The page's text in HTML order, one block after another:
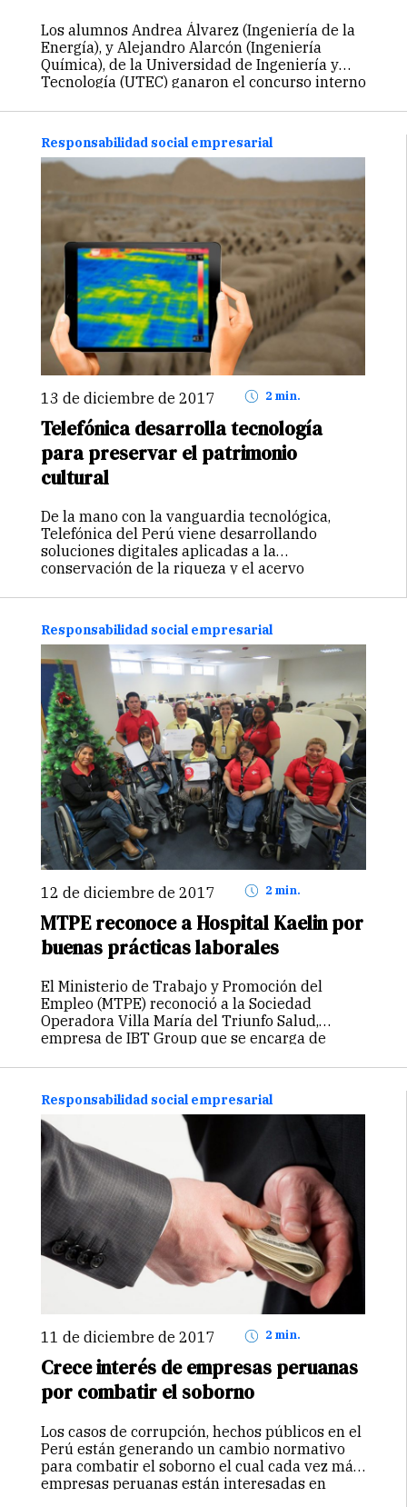
Los alumnos Andrea Álvarez (Ingeniería de la
Energía), y Alejandro Alarcón (Ingeniería
Química), de la Universidad de Ingeniería y
Tecnología (UTEC) ganaron el concurso interno
Solar, el cual nace con la iniciativa de ayudar…
Continuar
Responsabilidad social empresarial
13 de diciembre de 2017 2 min.
Telefónica desarrolla tecnología
para preservar el patrimonio
cultural
De la mano con la vanguardia tecnológica,
Telefónica del Perú viene desarrollando
soluciones digitales aplicadas a la
conservación de la riqueza y el acervo
Internet de las Cosas (IoT). “El concepto de…
Continuar
Responsabilidad social empresarial
12 de diciembre de 2017 2 min.
MTPE reconoce a Hospital Kaelin por
buenas prácticas laborales
El Ministerio de Trabajo y Promoción del
Empleo (MTPE) reconoció a la Sociedad
Operadora Villa María del Triunfo Salud,
empresa de IBT Group que se encarga de
Kaelin de La Fuente, por promover la
responsabilidad social…
Continuar
Responsabilidad social empresarial
11 de diciembre de 2017 2 min.
Crece interés de empresas peruanas
por combatir el soborno
Los casos de corrupción, hechos públicos en el
Perú están generando un cambio normativo
para combatir el soborno el cual cada vez más
empresas peruanas están interesadas en